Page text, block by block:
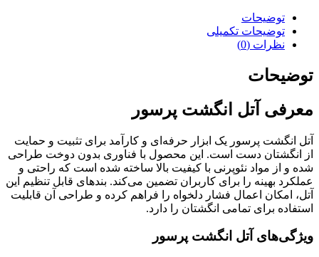
توضیحات
توضیحات تکمیلی
نظرات (0)
توضیحات
معرفی آتل انگشت پرسور
آتل انگشت پرسور یک ابزار حرفه‌ای و کارآمد برای تثبیت و حمایت
از انگشتان دست است. این محصول با فناوری بدون دوخت طراحی
شده و از مواد نئوپرنی با کیفیت بالا ساخته شده است که راحتی و
عملکرد بهینه را برای کاربران تضمین می‌کند. بندهای قابل تنظیم این
آتل، امکان اعمال فشار دلخواه را فراهم کرده و طراحی آن قابلیت
استفاده برای تمامی انگشتان را دارد.
ویژگی‌های آتل انگشت پرسور